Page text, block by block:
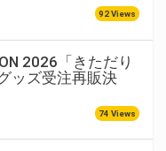
92 Views
2026「きただり
ッズ受注再販決
74 Views